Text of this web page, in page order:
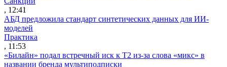
, 12:41
АБД предложила стандарт синтетических данных для ИИ-
моделей
Практика
, 11:53
«Билайн» подал встречный иск к Т2 из-за слова «микс» в
названии бренда мультиподписки